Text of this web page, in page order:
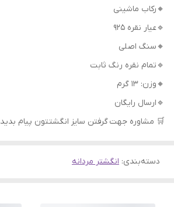
🔸رکاب ماشینی
🔹عیار نقره 925
🔸سنگ اصلی
🔹تمام نقره رنگ ثابت
🔸وزن: ۱۳ گرم
🔹ارسال رایگان
🛒 مشاوره جهت گرفتن سایز انگشتتون پیام بدید
دسته‌بندی: انگشتر مردانه